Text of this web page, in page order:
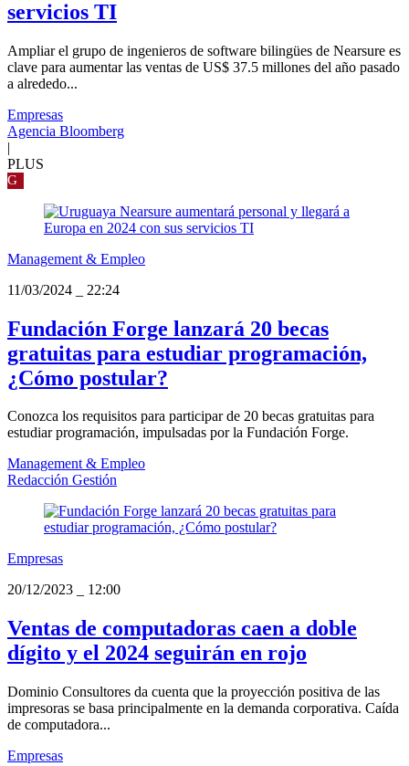
servicios TI
Ampliar el grupo de ingenieros de software bilingües de Nearsure es
clave para aumentar las ventas de US$ 37.5 millones del año pasado
a alrededo...
Empresas
Agencia Bloomberg
|
PLUS
G
Management & Empleo
11/03/2024
22:24
Fundación Forge lanzará 20 becas
gratuitas para estudiar programación,
¿Cómo postular?
Conozca los requisitos para participar de 20 becas gratuitas para
estudiar programación, impulsadas por la Fundación Forge.
Management & Empleo
Redacción Gestión
Empresas
20/12/2023
12:00
Ventas de computadoras caen a doble
dígito y el 2024 seguirán en rojo
Dominio Consultores da cuenta que la proyección positiva de las
impresoras se basa principalmente en la demanda corporativa. Caída
de computadora...
Empresas